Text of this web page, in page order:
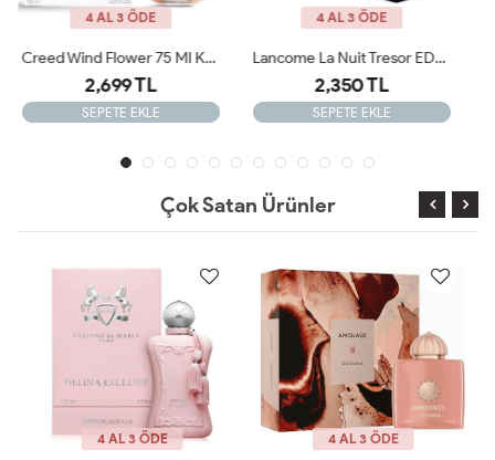
4 AL 3 ÖDE
2,350 TL
SEPETE EKLE
4 AL 3 ÖDE
2,850 TL
SEPETE EKLE
Çok Satan Ürünler
4 AL 3 ÖDE 4 AL 3 ÖDE